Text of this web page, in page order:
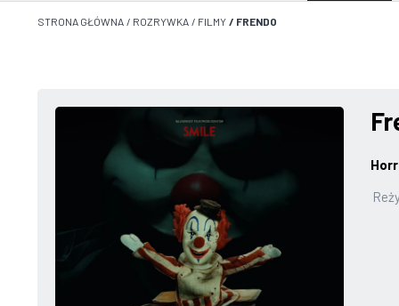
STRONA GŁÓWNA / ROZRYWKA / FILMY / FRENDO